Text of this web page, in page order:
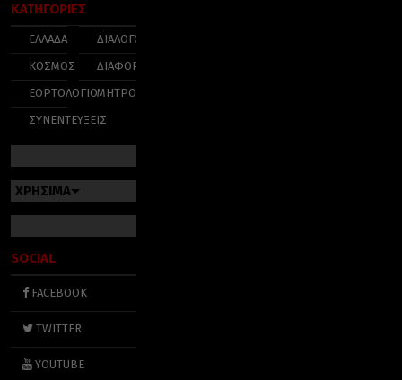
ΚΑΤΗΓΟΡΙΕΣ
ΕΛΛΑΔΑ
ΚΟΣΜΟΣ
ΕΟΡΤΟΛΟΓΙΟ
ΣΥΝΕΝΤΕΥΞΕΙΣ
ΔΙΑΛΟΓΟΣ
ΔΙΑΦΟΡΑ
ΜΗΤΡΟΠΟΛΕΙΣ
ΧΡΗΣΙΜΑ
SOCIAL
FACEBOOK
TWITTER
YOUTUBE